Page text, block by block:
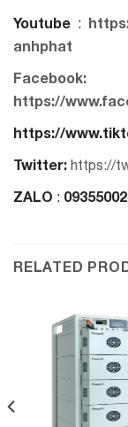
Youtube :
anhphat
Facebook:
https://
https://
Twitter: https://
ZALO :
RELATED